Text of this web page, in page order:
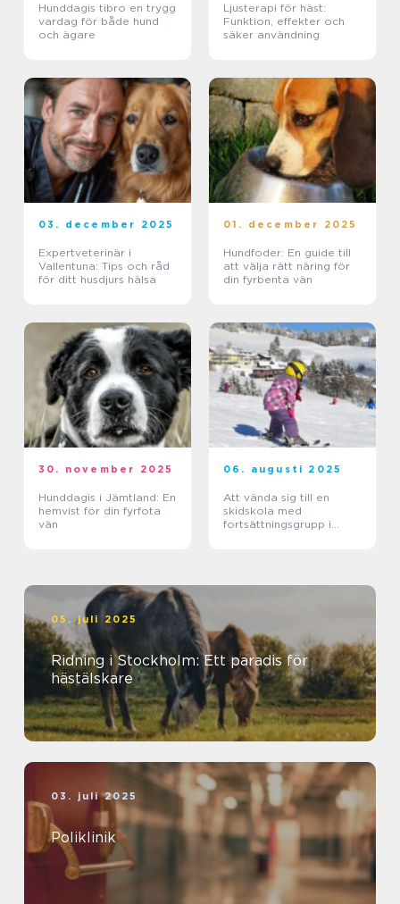
Hunddagis tibro en trygg
vardag för både hund
och ägare
Ljusterapi för häst:
Funktion, effekter och
säker användning
03. december 2025
Expertveterinär i
Vallentuna: Tips och råd
för ditt husdjurs hälsa
01. december 2025
Hundfoder: En guide till
att välja rätt näring för
din fyrbenta vän
30. november 2025
Hunddagis i Jämtland: En
hemvist för din fyrfota
vän
06. augusti 2025
Att vända sig till en
skidskola med
fortsättningsgrupp i
05. juli 2025
Ridning i Stockholm: Ett paradis för
hästälskare
03. juli 2025
Poliklinik